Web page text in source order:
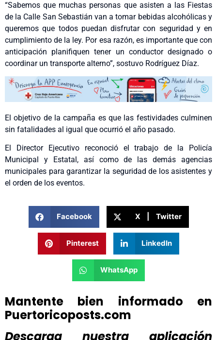
“Sabemos que muchas personas que asisten a las Fiestas
de la Calle San Sebastián van a tomar bebidas alcohólicas y
queremos que todos puedan disfrutar con seguridad y en
cumplimiento de la ley. Por esa razón, es importante que con
anticipación planifiquen tener un conductor designado o
coordinar un transporte alterno”, sostuvo Rodríguez Díaz.
El objetivo de la campaña es que las festividades culminen
sin fatalidades al igual que ocurrió el año pasado.
El Director Ejecutivo reconoció el trabajo de la Policía
Municipal y Estatal, así como de las demás agencias
municipales para garantizar la seguridad de los asistentes y
el orden de los eventos.
Facebook X | Twitter
Pinterest LinkedIn
WhatsApp
Mantente bien informado en
Puertoricoposts.com
Descarga nuestra aplicación